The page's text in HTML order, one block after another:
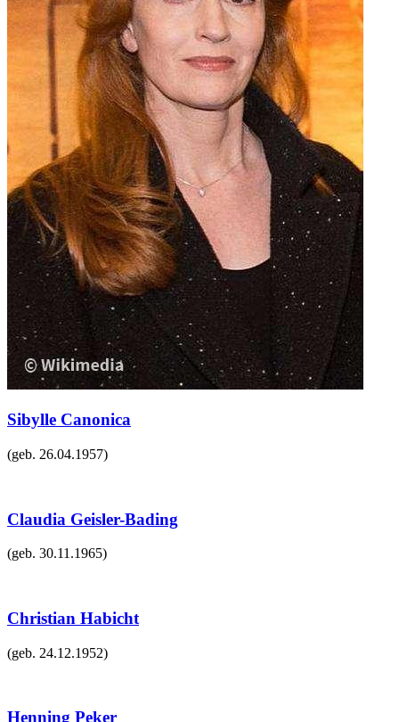
Sibylle Canonica
(geb. 26.04.1957)
Claudia Geisler-Bading
(geb. 30.11.1965)
Christian Habicht
(geb. 24.12.1952)
Henning Peker